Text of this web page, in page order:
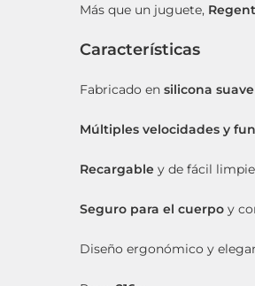
Más que un juguete,
Características
Fabricado ensilicona
Múltiples velocidades y
Recargable y de fácil
Seguro para el cuerpo y
Diseño ergonómico y